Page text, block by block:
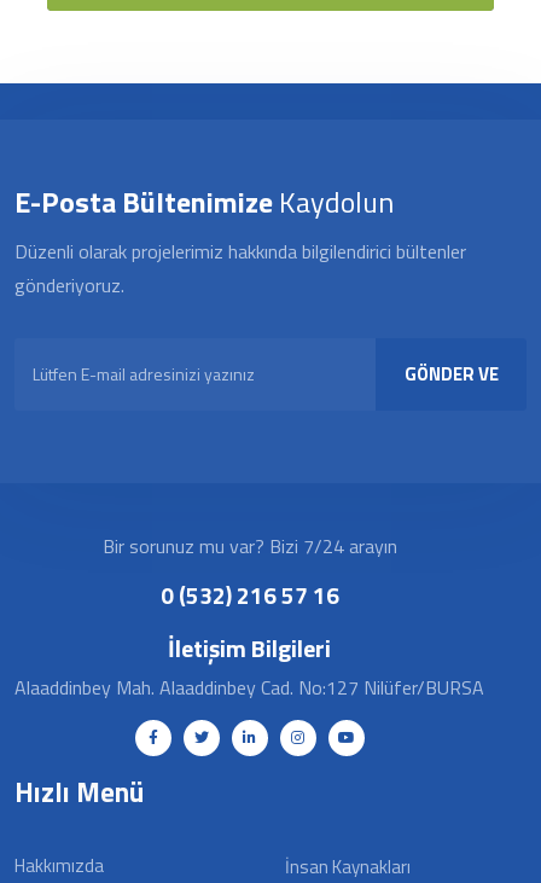
E-Posta BültenimizeKaydolun
Düzenli olarak projelerimiz hakkında bilgilendirici bültenler
gönderiyoruz.
GÖNDER VE
Bir sorunuz mu var? Bizi 7/24 arayın
0 (532) 216 57 16
İletişim Bilgileri
Alaaddinbey Mah. Alaaddinbey Cad. No:127 Nilüfer/BURSA
Hızlı Menü
Hakkımızda
İnsan Kaynakları